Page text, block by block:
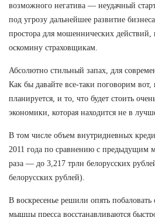
возможного негатива — неудачный
под угрозу дальнейшее развитие
простора для мошеннических действий,
оскомину страховщикам.
Абсолютно стильный запах, для
Как бы давайте все-таки поговорим
планируется, и то, что будет стоить
экономики, которая находится не в
В том числе объем внутридневных
2011 года по сравнению с предыдущим
раза — до 3,217 трлн белорусских
белорусских рублей).
В воскресенье решили опять побаловать
мышцы пресса восстанавливаются